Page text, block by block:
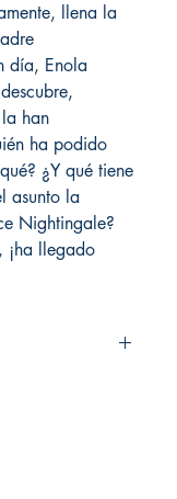
llena la
día, Enola
han
ha podido
¿Y qué tiene
asunto la
Nightingale?
¡ha llegado